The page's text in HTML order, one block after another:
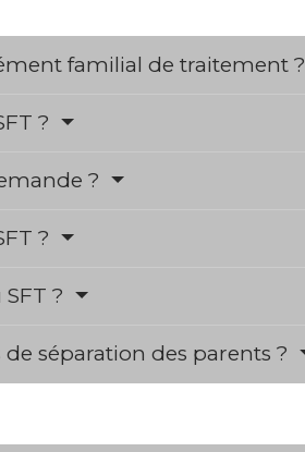
familial de traitement ?
?
?
?
?
de séparation des parents ?